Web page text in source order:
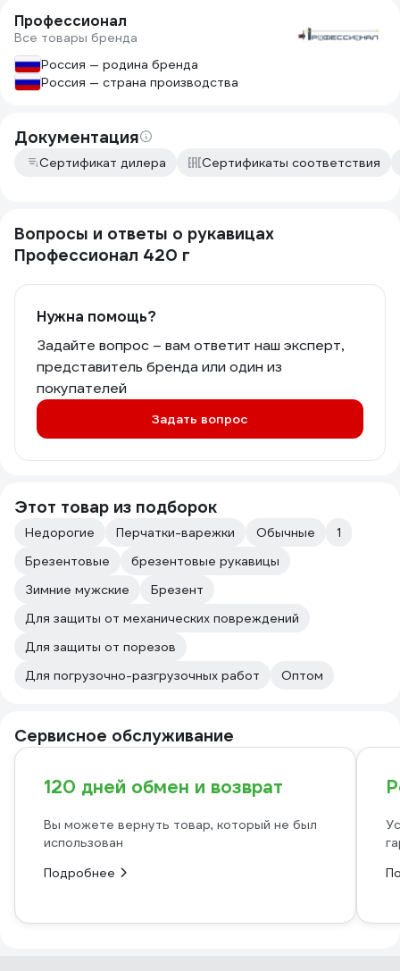
Профессионал
Все товары бренда
Россия — родина бренда
Россия — страна производства
Документация
Сертификат дилера Сертификаты соответствия
Вопросы и ответы о рукавицах
Профессионал 420 г
Нужна помощь?
Задайте вопрос – вам ответит наш эксперт,
представитель бренда или один из
покупателей
Задать вопрос
Этот товар из подборок
Недорогие Перчатки-варежки Обычные
1
Брезентовые
брезентовые рукавицы
Зимние мужские
Брезент
Для защиты от механических повреждений
Для защиты от порезов
Для погрузочно-разгрузочных работ
Оптом
Сервисное обслуживание
120 дней обмен и возврат
Вы можете вернуть товар, который не был
использован
Подробнее